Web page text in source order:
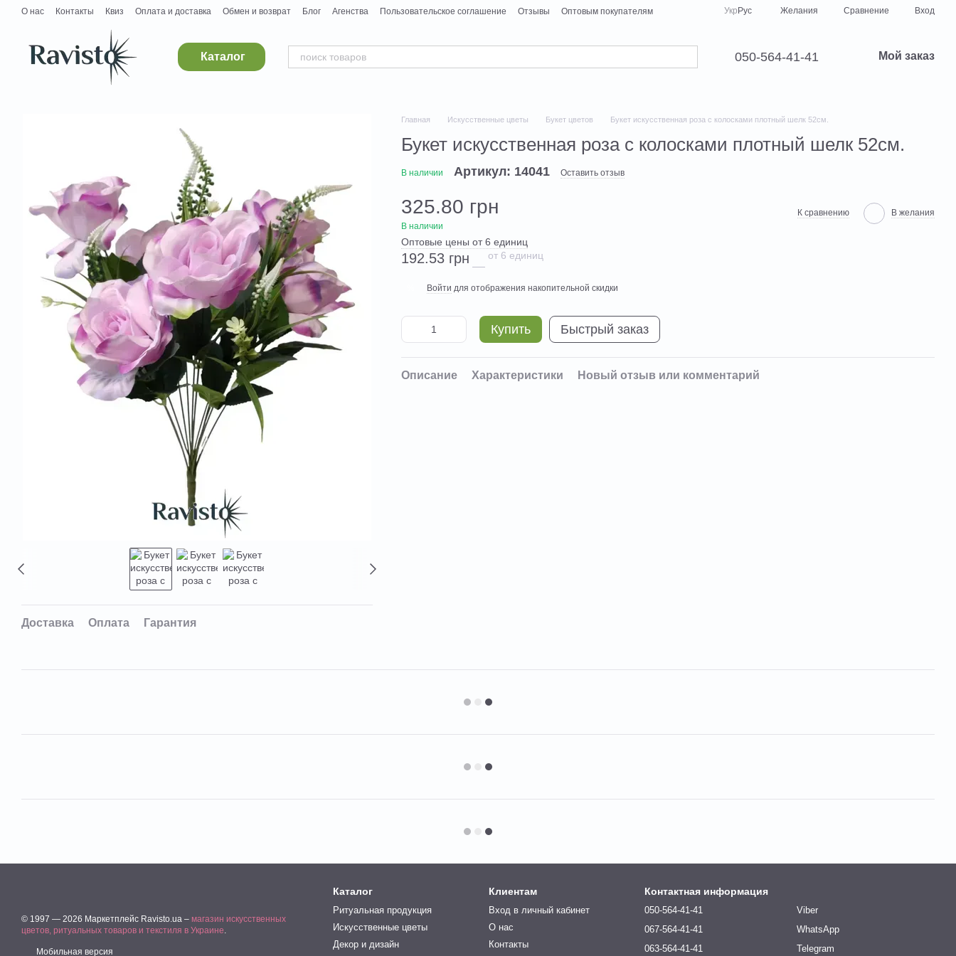
Перейти к основному контенту
О нас Контакты Квиз Оплата и доставка Обмен и возврат Блог Агенства Пользовательское соглашение Отзывы
Оптовым покупателям
Укр Рус Желания Сравнение Вход
Каталог 050-564-41-41 Мой заказ
Доставка Оплата Гарантия
Главная Искусственные цветы Букет цветов Букет искусственная роза с колосками плотный шелк 52см.
Букет искусственная роза с колосками плотный шелк 52см.
В наличии Артикул: 14041 Оставить отзыв
325.80 грн
В наличии
К сравнению В желания
Оптовые цены от 6 единиц
192.53 грн от 6 единиц
Войти для отображения накопительной скидки
Купить Быстрый заказ
Описание Характеристики Новый отзыв или комментарий
© 1997 — 2026 Маркетплейс Ravisto.ua – магазин искусственных
цветов, ритуальных товаров и текстиля в Украине.
Мобильная версия
Каталог
Ритуальная продукция
Искусственные цветы
Декор и дизайн
Клиентам
Вход в личный кабинет
О нас
Контакты
Контактная информация
050-564-41-41
067-564-41-41
063-564-41-41
Viber
WhatsApp
Telegram